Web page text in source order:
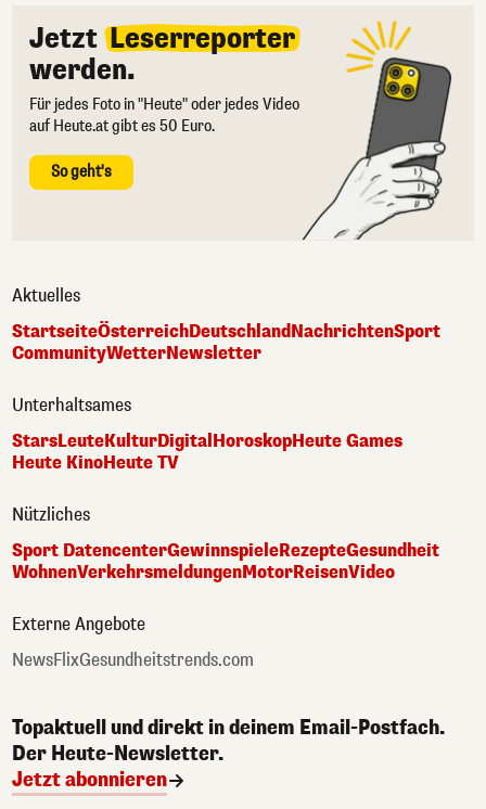
Jetzt Leserreporter
werden.
Für jedes Foto in "Heute" oder jedes Video
auf Heute.at gibt es 50 Euro.
So geht's
Aktuelles
StartseiteÖsterreichDeutschlandNachrichtenSport
CommunityWetterNewsletter
Unterhaltsames
StarsLeuteKulturDigitalHoroskopHeute Games
Heute KinoHeute TV
Nützliches
Sport DatencenterGewinnspieleRezepteGesundheit
WohnenVerkehrsmeldungenMotorReisenVideo
Externe Angebote
NewsFlixGesundheitstrends.com
Topaktuell und direkt in deinem Email-Postfach.
Der Heute-Newsletter.
Jetzt abonnieren